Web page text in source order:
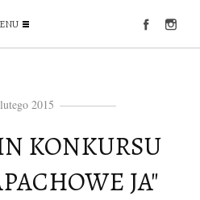
2015
KONKURSU
JA"